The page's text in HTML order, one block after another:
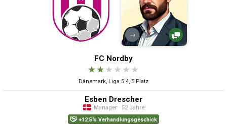
→
FC Nordby
★★★ ★ ★ ★
Dänemark, Liga 5.4, 5.Platz
Esben Drescher
Manager · 52 Jahre
+12.5% Verhandlungsgeschick